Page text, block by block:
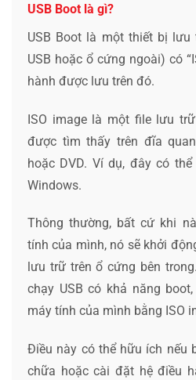
USB Boot là gì?
USB Boot là một thiết bị
USB hoặc ổ cứng ngoài) có
hành được lưu trên đó.
ISO image là một file lưu
được tìm thấy trên đĩa
hoặc DVD. Ví dụ, đây có
Windows.
Thông thường, bất cứ khi
tính của mình, nó sẽ khởi
lưu trữ trên ổ cứng bên
chạy USB có khả năng
máy tính của mình bằng ISO
Điều này có thể hữu ích nếu
chữa hoặc cài đặt hệ điều